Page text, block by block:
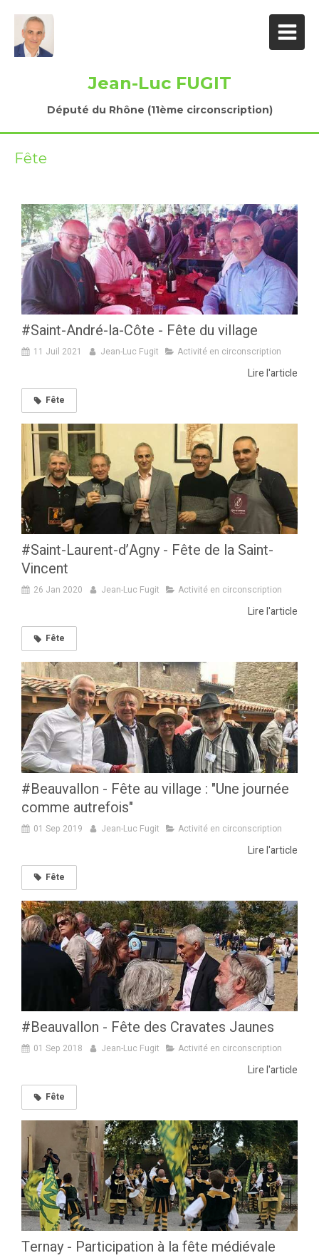
Jean-Luc FUGIT
Député du Rhône (11ème circonscription)
Fête
#Saint-André-la-Côte - Fête du village
11 Juil 2021 Jean-Luc Fugit Activité en circonscription
Lire l'article
Fête
#Saint-Laurent-d’Agny - Fête de la Saint-
Vincent
26 Jan 2020 Jean-Luc Fugit Activité en circonscription
Lire l'article
Fête
#Beauvallon - Fête au village : "Une journée
comme autrefois"
01 Sep 2019 Jean-Luc Fugit Activité en circonscription
Lire l'article
Fête
#Beauvallon - Fête des Cravates Jaunes
01 Sep 2018 Jean-Luc Fugit Activité en circonscription
Lire l'article
Fête
Ternay - Participation à la fête médiévale